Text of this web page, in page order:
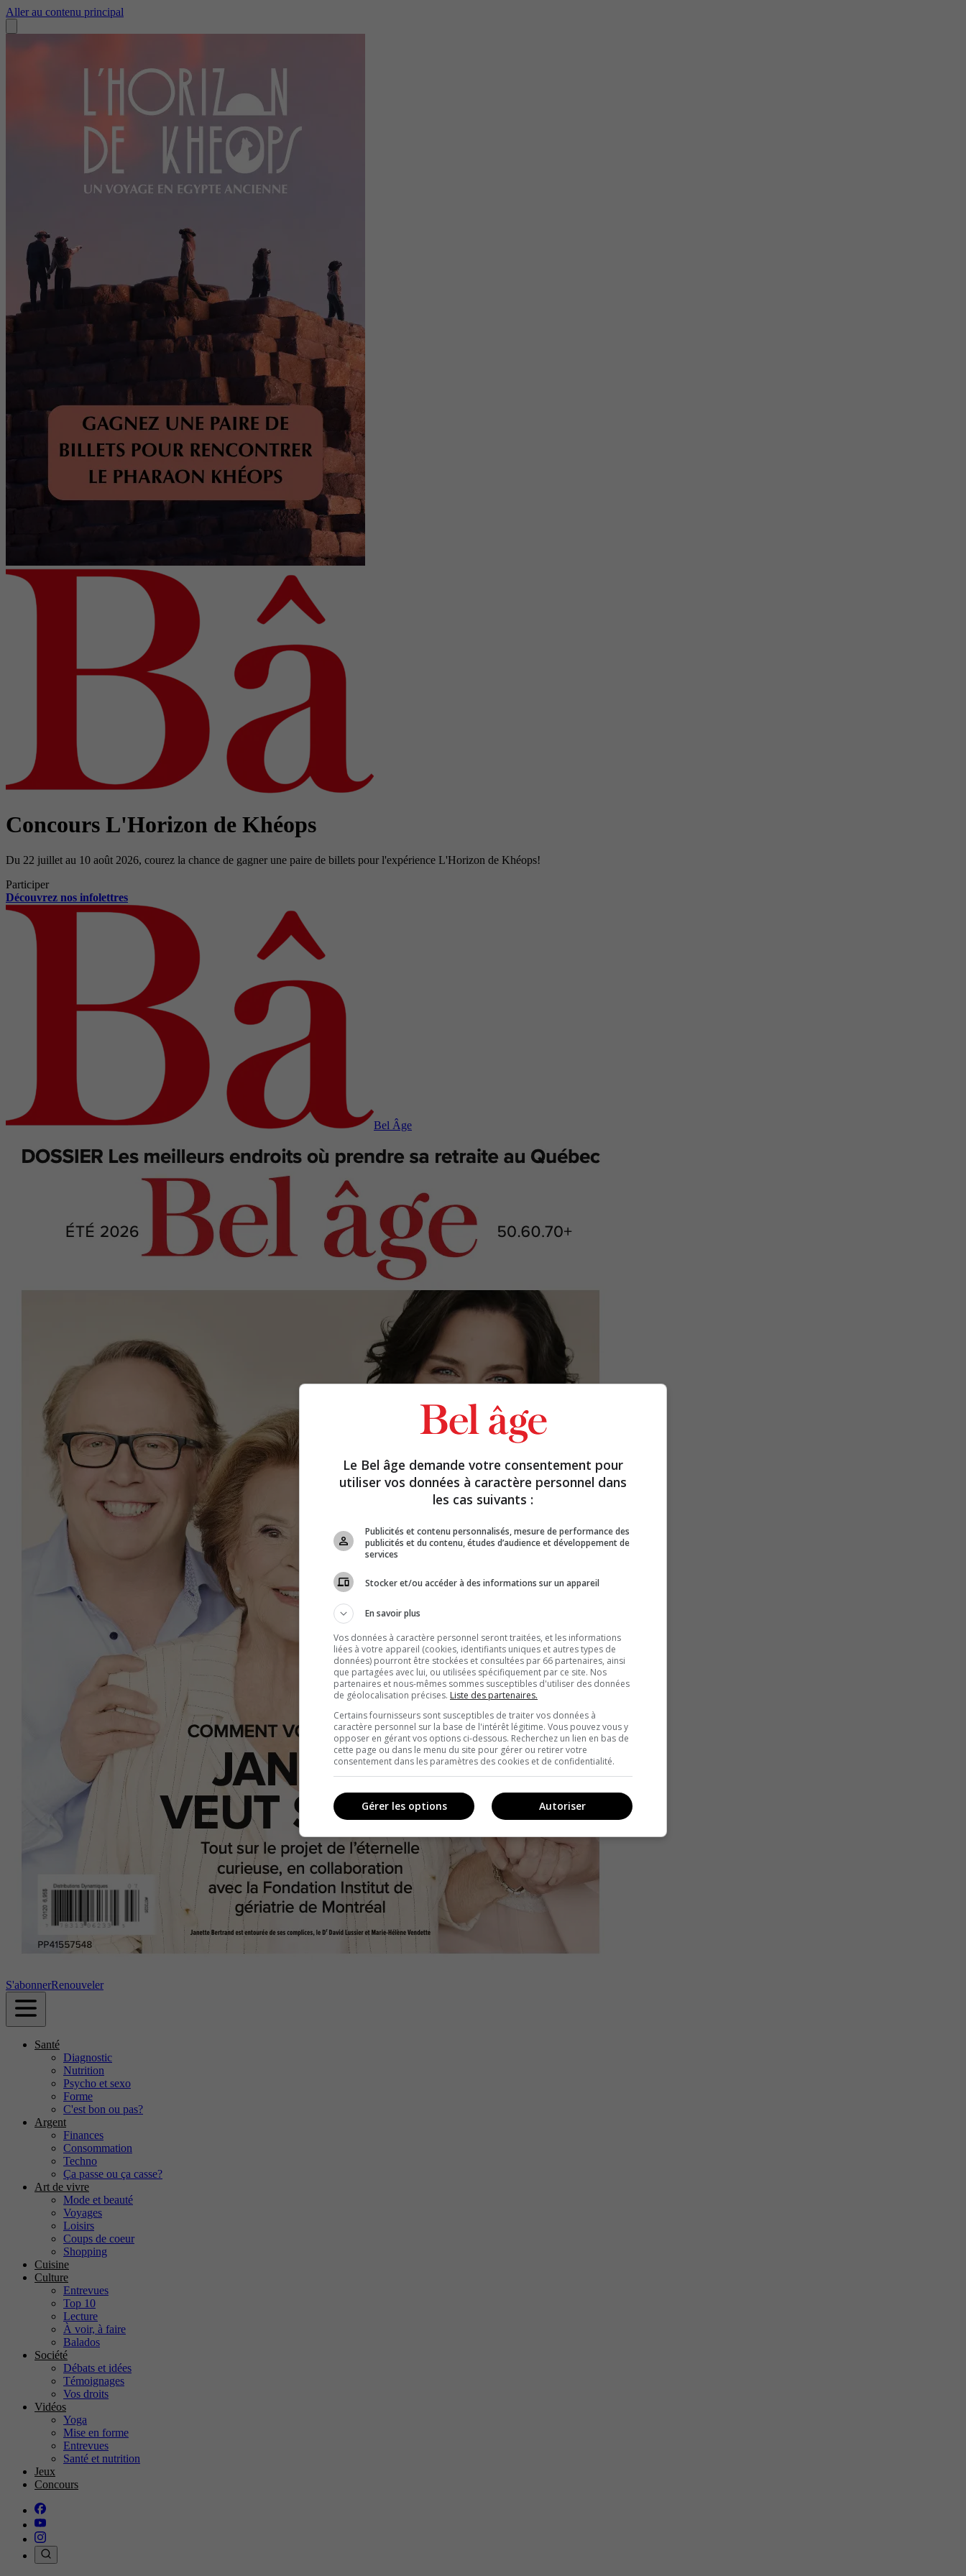
Aller au contenu principal
Concours L'Horizon de Khéops
Du 22 juillet au 10 août 2026, courez la chance de gagner une paire de billets pour l'expérience L'Horizon de Khéops!
Participer
Découvrez nos infolettres
Bel Âge
S'abonnerRenouveler
Santé
Diagnostic
Nutrition
Psycho et sexo
Forme
C'est bon ou pas?
Argent
Finances
Consommation
Techno
Ça passe ou ça casse?
Art de vivre
Mode et beauté
Voyages
Loisirs
Coups de coeur
Shopping
Cuisine
Culture
Entrevues
Top 10
Lecture
À voir, à faire
Balados
Société
Débats et idées
Témoignages
Vos droits
Vidéos
Yoga
Mise en forme
Entrevues
Santé et nutrition
Jeux
Concours
Le Bel âge demande votre consentement pour
utiliser vos données à caractère personnel dans
les cas suivants :
Publicités et contenu personnalisés, mesure de performance des
publicités et du contenu, études d’audience et développement de
services
Stocker et/ou accéder à des informations sur un appareil
En savoir plus
Vos données à caractère personnel seront traitées, et les informations
liées à votre appareil (cookies, identifiants uniques et autres types de
données) pourront être stockées et consultées par 66 partenaires, ainsi
que partagées avec lui, ou utilisées spécifiquement par ce site. Nos
partenaires et nous-mêmes sommes susceptibles d'utiliser des données
de géolocalisation précises. Liste des partenaires.
Certains fournisseurs sont susceptibles de traiter vos données à
caractère personnel sur la base de l'intérêt légitime. Vous pouvez vous y
opposer en gérant vos options ci-dessous. Recherchez un lien en bas de
cette page ou dans le menu du site pour gérer ou retirer votre
consentement dans les paramètres des cookies et de confidentialité.
Autoriser
Gérer les options